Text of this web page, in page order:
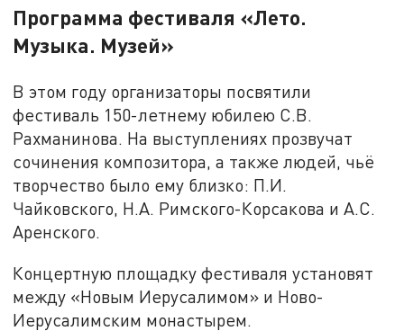
Программа фестиваля «Лето.
Музыка. Музей»
В этом году организаторы посвятили
фестиваль 150-летнему юбилею С.В.
Рахманинова. На выступлениях прозвучат
сочинения композитора, а также людей, чьё
творчество было ему близко: П.И.
Чайковского, Н.А. Римского-Корсакова и А.С.
Аренского.
Концертную площадку фестиваля установят
между «Новым Иерусалимом» и Ново-
Иерусалимским монастырем.